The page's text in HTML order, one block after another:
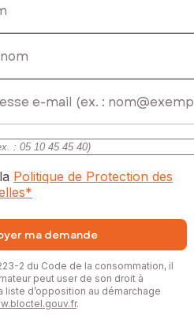
/ résidence d’artistes
retraites, soins, stages)
du calme… ou du bruit sans
demande après avoir échangé
et besoins
44 24
auxquels ce bien est
le site Géorisques :
SAFTI : Franck PETOT, Tél. :
- EI - Agent
Politique de Protection des
*
ma demande
2 du Code de la consommation, il
peut user de son droit à
liste d’opposition au démarchage
.